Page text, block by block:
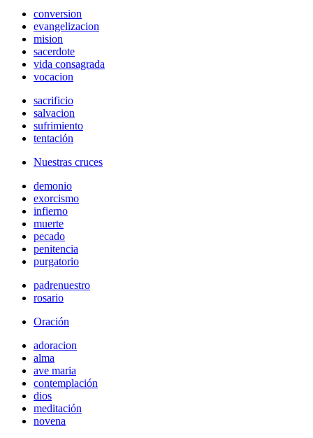
conversion
evangelizacion
mision
sacerdote
vida consagrada
vocacion
sacrificio
salvacion
sufrimiento
tentación
Nuestras cruces
demonio
exorcismo
infierno
muerte
pecado
penitencia
purgatorio
padrenuestro
rosario
Oración
adoracion
alma
ave maria
contemplación
dios
meditación
novena